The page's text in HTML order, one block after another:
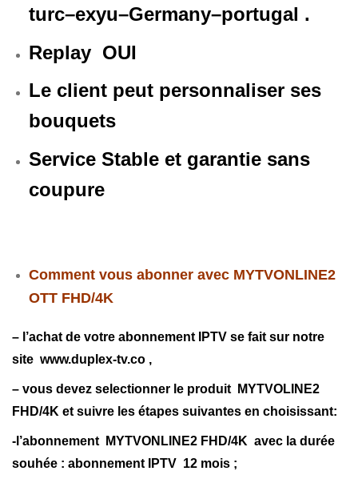
turc–exyu–Germany–portugal .
Replay OUI
Le client peut personnaliser ses
bouquets
Service Stable et garantie sans
coupure
Comment vous abonner avec MYTVONLINE2
OTT FHD/4K
– l’achat de votre abonnement IPTV se fait sur notre
site www.duplex-tv.co ,
– vous devez selectionner le produit MYTVOLINE2
FHD/4K et suivre les étapes suivantes en choisissant:
-l’abonnement MYTVONLINE2 FHD/4K avec la durée
souhée : abonnement IPTV 12 mois ;